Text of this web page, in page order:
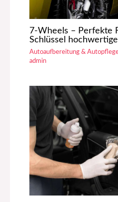
7-Wheels – Perfekte
Schlüssel
Autoaufbereitung &
admin